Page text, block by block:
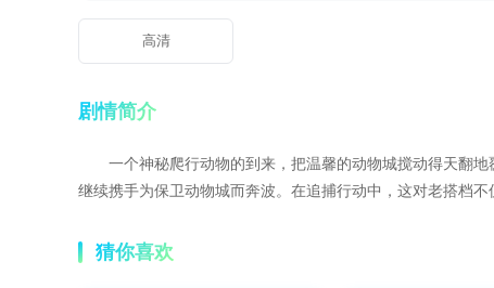
高清
剧情简介
一个神秘爬行动物的到来，把温馨的动物城搅动得天翻
继续携手为保卫动物城而奔波。在追捕行动中，这对老搭档
猜你喜欢